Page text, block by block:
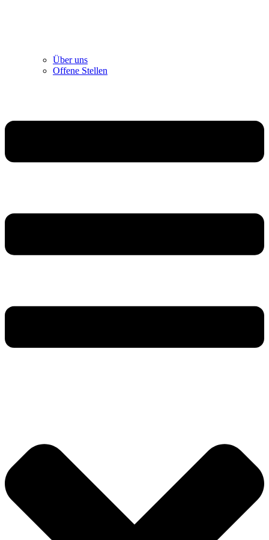
Über uns
Offene Stellen